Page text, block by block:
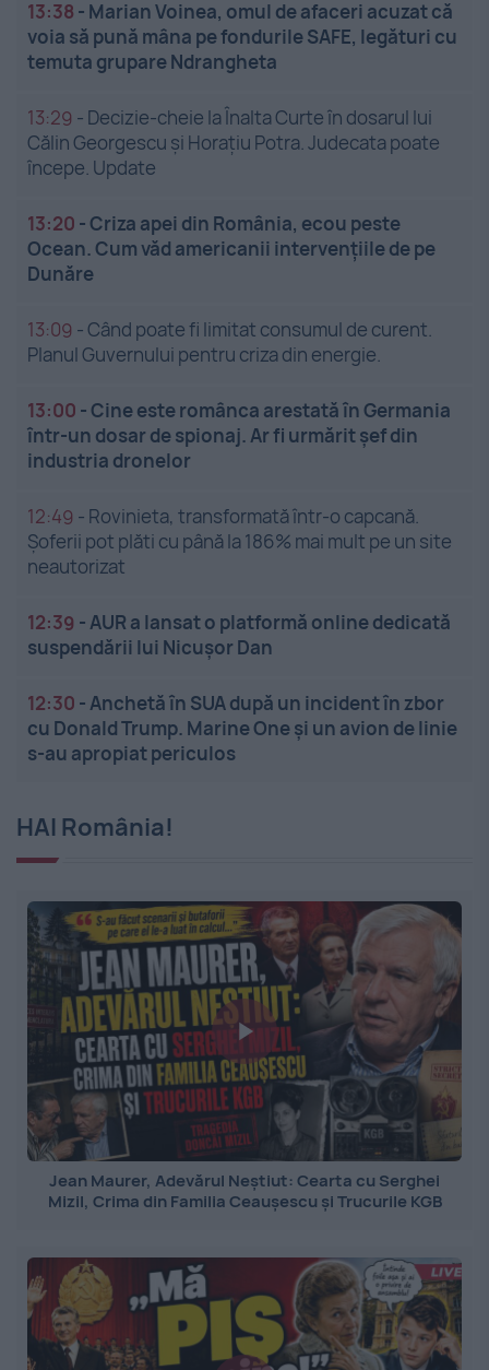
13:38 - Marian Voinea, omul de afaceri acuzat că
voia să pună mâna pe fondurile SAFE, legături cu
temuta grupare Ndrangheta
13:29 - Decizie-cheie la Înalta Curte în dosarul lui
Călin Georgescu și Horațiu Potra. Judecata poate
începe. Update
13:20 -Criza apei din România, ecou peste
Ocean. Cum văd americanii intervențiile de pe
Dunăre
13:09 -Când poate fi limitat consumul de curent.
Planul Guvernului pentru criza din energie.
13:00 -Cine este românca arestată în Germania
într-un dosar de spionaj. Ar fi urmărit șef din
industria dronelor
12:49 - Rovinieta, transformată într-o capcană.
Șoferii pot plăti cu până la 186% mai mult pe un site
neautorizat
12:39 -AUR a lansat o platformă online dedicată
suspendării lui Nicușor Dan
12:30 -Anchetă în SUA după un incident în zbor
cu Donald Trump. Marine One și un avion de linie
s-au apropiat periculos
HAI România!
Jean Maurer, Adevărul Neștiut: Cearta cu Serghei
Mizil, Crima din Familia Ceaușescu și Trucurile KGB